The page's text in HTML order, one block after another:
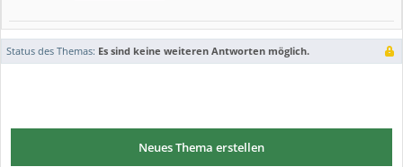
Status des Themas: Es sind keine weiteren Antworten möglich.
Neues Thema erstellen